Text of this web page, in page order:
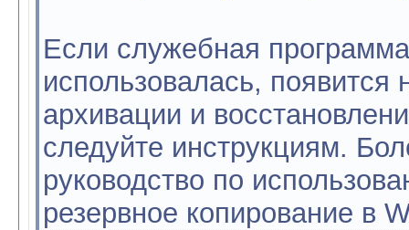
Если служебная
использовалась, появится
архивации и
следуйте инструкциям.
руководство по
резервное копирование в